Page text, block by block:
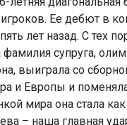
Ее дебют в
лет назад. С тех
фамилия супруга,
выиграла со
и Европы и
мира она стала
– наша главная